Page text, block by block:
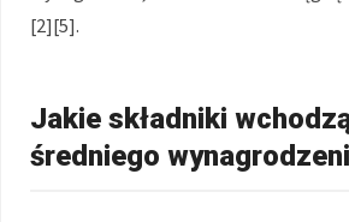
[2][5].
Jakie składniki
średniego